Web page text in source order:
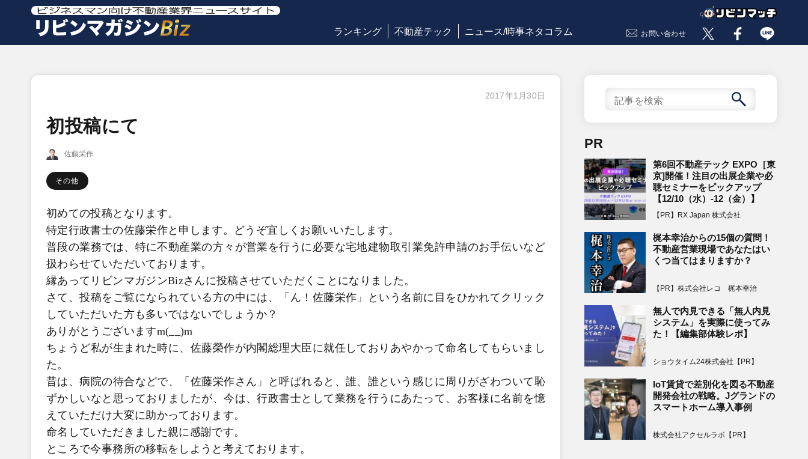
ランキング 不動産テック ニュース/時事ネタコラム お問い合わせ
2017年1月30日
初投稿にて
佐藤栄作
その他
初めての投稿となります。
特定行政書士の佐藤栄作と申します。どうぞ宜しくお願いいたします。
普段の業務では、特に不動産業の方々が営業を行うに必要な宅地建物取引業免許申請のお手伝いなど
扱わらせていただいております。
縁あってリビンマガジンBizさんに投稿させていただくことになりました。
さて、投稿をご覧になられている方の中には、「ん！佐藤栄作」という名前に目をひかれてクリック
していただいた方も多いではないでしょうか？
ありがとうございますm(__)m
ちょうど私が生まれた時に、佐藤榮作が内閣総理大臣に就任しておりあやかって命名してもらいまし
た。
昔は、病院の待合などで、「佐藤栄作さん」と呼ばれると、誰、誰という感じに周りがざわついて恥
ずかしいなと思っておりましたが、今は、行政書士として業務を行うにあたって、お客様に名前を憶
えていただけ大変に助かっております。
命名していただきました親に感謝です。
ところで今事務所の移転をしようと考えております。
PR
第6回不動産テック EXPO［東
京]開催！注目の出展企業や必
聴セミナーをピックアップ
【12/10（水）-12（金）】
【PR】RX Japan 株式会社
梶本幸治からの15個の質問！
不動産営業現場であなたはい
くつ当てはまりますか？
【PR】株式会社レコ 梶本幸治
無人で内見できる「無人内見
システム」を実際に使ってみ
た！【編集部体験レポ】
ショウタイム24株式会社【PR】
IoT賃貸で差別化を図る不動産
開発会社の戦略。Jグランドの
スマートホーム導入事例
株式会社アクセルラボ【PR】